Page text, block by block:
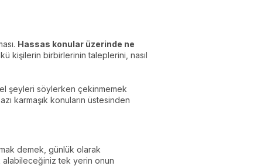
Hassas konular üzerinde ne
kişilerin birbirlerinin taleplerini, nasıl
şeyleri söylerken çekinmemek
karmaşık konuların üstesinden
demek, günlük olarak
alabileceğiniz tek yerin onun